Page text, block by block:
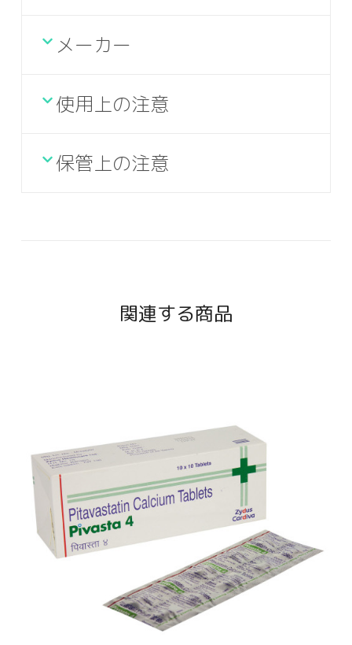
メーカー
使用上の注意
保管上の注意
関連する商品